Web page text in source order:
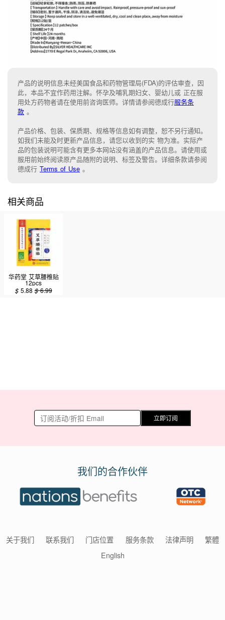
产品的说明信息未经美国食品和药物管理局(FDA)的评估审查，因
此，本品不宜作药用注解。怀孕及哺乳期妇女、婴幼儿或 正在服
用处方药物者请在使用前咨询医师。详情请参阅德成行服务条
款 。
产品价格、包装、保质期、规格等信息如有调整，恕不另行通知。
如我们未能及时更新产品信息， 请您以收到的实 物为准。 实际产
品的包装说明可能含有更多本网站没有涵盖的产品信息。请使用或
服用前始终阅读原产品随附的说明、 标签及警告。 详细条款请参阅
德成行 Terms of Use 。
相关商品
华药堂 艾草腰椎贴
12pcs
$ 5.88 $6.99
立即订阅
我们的合作伙伴
关于我们 联系我们 门店位置 服务条款 法律声明
繁體
English